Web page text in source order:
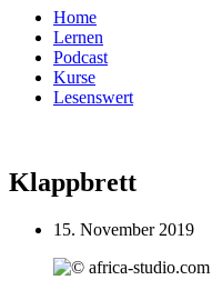
Home
Lernen
Podcast
Kurse
Lesenswert
Klappbrett
15. November 2019